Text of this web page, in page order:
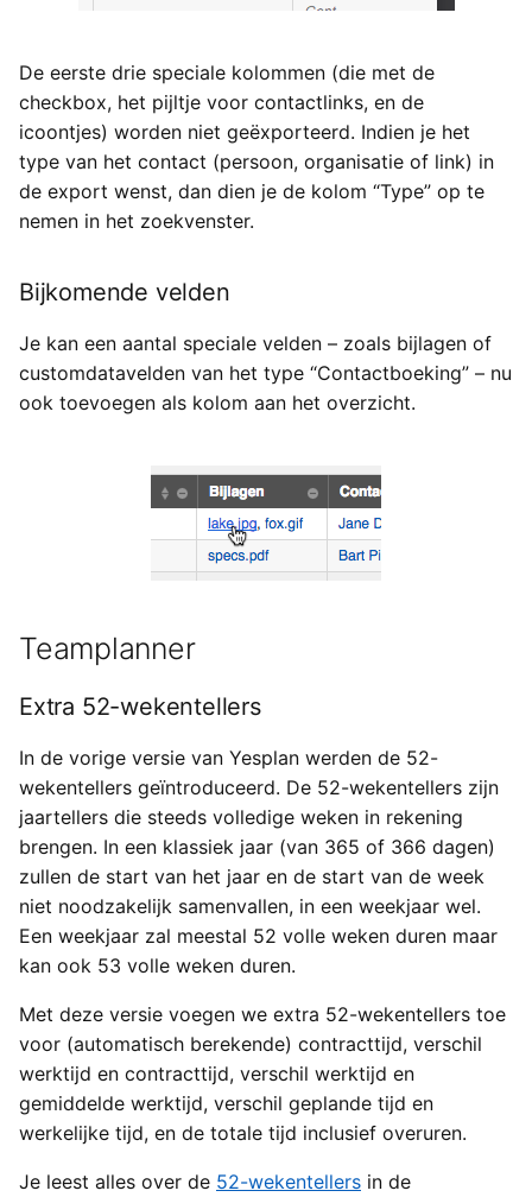
De eerste drie speciale kolommen (die met de
checkbox, het pijltje voor contactlinks, en de
icoontjes) worden niet geëxporteerd. Indien je het
type van het contact (persoon, organisatie of link) in
de export wenst, dan dien je de kolom “Type” op te
nemen in het zoekvenster.
Bijkomende velden
Je kan een aantal speciale velden – zoals bijlagen of
customdatavelden van het type “Contactboeking” – nu
ook toevoegen als kolom aan het overzicht.
Teamplanner
Extra 52-wekentellers
In de vorige versie van Yesplan werden de 52-
wekentellers geïntroduceerd. De 52-wekentellers zijn
jaartellers die steeds volledige weken in rekening
brengen. In een klassiek jaar (van 365 of 366 dagen)
zullen de start van het jaar en de start van de week
niet noodzakelijk samenvallen, in een weekjaar wel.
Een weekjaar zal meestal 52 volle weken duren maar
kan ook 53 volle weken duren.
Met deze versie voegen we extra 52-wekentellers toe
voor (automatisch berekende) contracttijd, verschil
werktijd en contracttijd, verschil werktijd en
gemiddelde werktijd, verschil geplande tijd en
werkelijke tijd, en de totale tijd inclusief overuren.
Je leest alles over de 52-wekentellers in de